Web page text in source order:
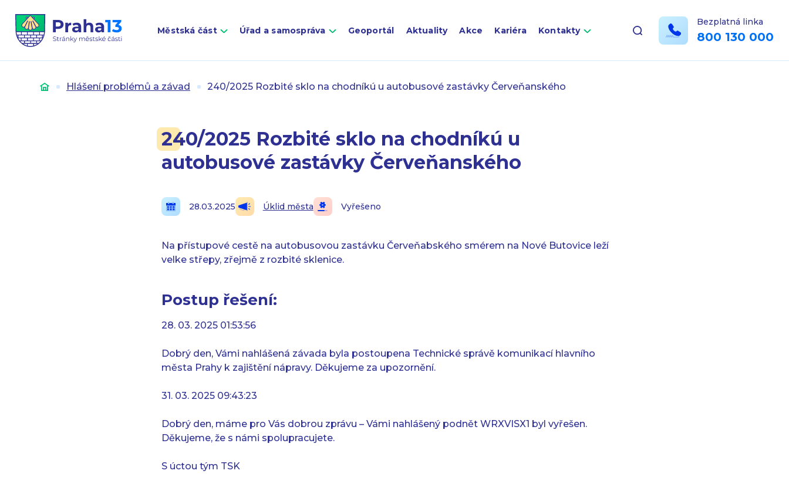
Městská část Úřad a samospráva Geoportál Aktuality Akce Kariéra Kontakty
Bezplatná linka
800 130 000
Úvod Hlášení problémů a závad 240/2025 Rozbité sklo na chodníkú u autobusové zastávky Červeňanského
240/2025 Rozbité sklo na chodníkú u
autobusové zastávky Červeňanského
28.03.2025 Úklid města Vyřešeno
Na přístupové cestě na autobusovou zastávku Červeňabského smérem na Nové Butovice leží
velke střepy, zřejmě z rozbité sklenice.
Postup řešení:
28. 03. 2025 01:53:56
Dobrý den, Vámi nahlášená závada byla postoupena Technické správě komunikací hlavního
města Prahy k zajištění nápravy. Děkujeme za upozornění.
31. 03. 2025 09:43:23
Dobrý den, máme pro Vás dobrou zprávu – Vámi nahlášený podnět WRXVISX1 byl vyřešen.
Děkujeme, že s námi spolupracujete.
S úctou tým TSK